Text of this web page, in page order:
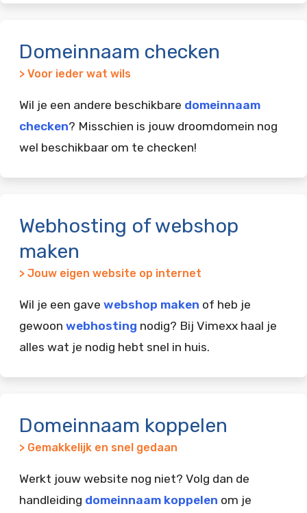
Domeinnaam checken
> Voor ieder wat wils
Wil je een andere beschikbare domeinnaam
checken? Misschien is jouw droomdomein nog
wel beschikbaar om te checken!
Webhosting of webshop
maken
> Jouw eigen website op internet
Wil je een gave webshop maken of heb je
gewoon webhosting nodig? Bij Vimexx haal je
alles wat je nodig hebt snel in huis.
Domeinnaam koppelen
> Gemakkelijk en snel gedaan
Werkt jouw website nog niet? Volg dan de
handleiding domeinnaam koppelen om je